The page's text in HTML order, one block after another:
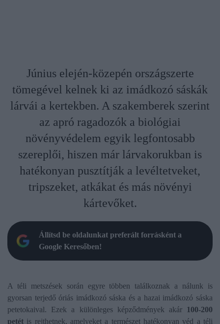
Június elején-közepén országszerte
tömegével kelnek ki az imádkozó sáskák
lárvái a kertekben. A szakemberek szerint
az apró ragadozók a biológiai
növényvédelem egyik legfontosabb
szereplői, hiszen már lárvakorukban is
hatékonyan pusztítják a levéltetveket,
tripszeket, atkákat és más növényi
kártevőket.
Állítsd be oldalunkat preferált forrásként a
Google Keresőben!
A téli metszések során egyre többen találkoznak a nálunk is
gyorsan terjedő óriás imádkozó sáska és a hazai imádkozó sáska
petetokaival. Ezek a különleges képződmények akár 100-200
petét is rejthetnek, amelyeket a természet hatékonyan véd a téli